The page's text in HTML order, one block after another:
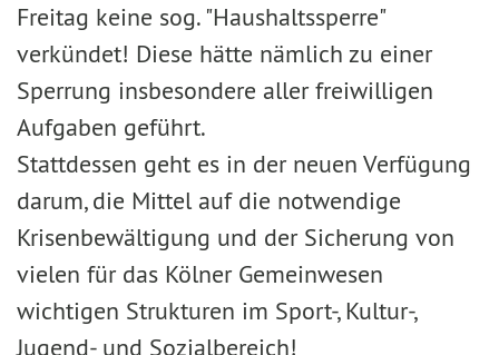
Freitag keine sog. "Haushaltssperre"
verkündet! Diese hätte nämlich zu einer
Sperrung insbesondere aller freiwilligen
Aufgaben geführt.
Stattdessen geht es in der neuen Verfügung
darum, die Mittel auf die notwendige
Krisenbewältigung und der Sicherung von
vielen für das Kölner Gemeinwesen
wichtigen Strukturen im Sport-, Kultur-,
Jugend- und Sozialbereich!